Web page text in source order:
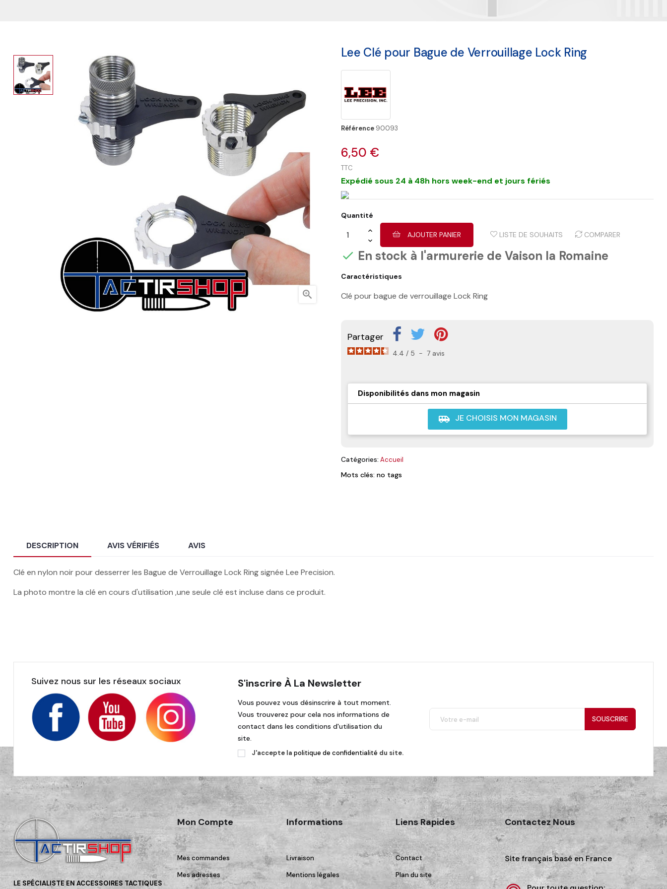

Lee Clé pour Bague de Verrouillage Lock Ring
Référence 90093
6,50 €
TTC
Expédié sous 24 à 48h hors week-end et jours fériés
Quantité
AJOUTER PANIER LISTE DE SOUHAITS COMPARER
 En stock à l'armurerie de Vaison la Romaine
Caractéristiques
Clé pour bague de verrouillage Lock Ring
Partager
4.4 / 5 - 7 avis
Disponibilités dans mon magasin
airport_shuttle JE CHOISIS MON MAGASIN
Catégories: Accueil
Mots clés: no tags
DESCRIPTION AVIS VÉRIFIÉS AVIS
Clé en nylon noir pour desserrer les Bague de Verrouillage Lock Ring signée Lee Precision.
La photo montre la clé en cours d'utilisation ,une seule clé est incluse dans ce produit.
Suivez nous sur les réseaux sociaux S'inscrire À La Newsletter
Vous pouvez vous désinscrire à tout moment.
Vous trouverez pour cela nos informations de
contact dans les conditions d'utilisation du
site.
J'accepte la politique de confidentialité du site.
SOUSCRIRE
LE SPÉCIALISTE EN ACCESSOIRES TACTIQUES
Mon Compte
Mes commandes
Mes adresses
Informations
Livraison
Mentions légales
Liens Rapides
Contact
Plan du site
Contactez Nous
Site français basé en France